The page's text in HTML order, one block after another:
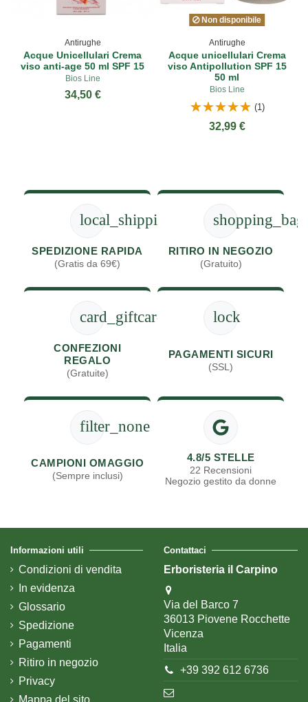
Antirughe
Acque Unicellulari Crema
viso anti-age 50 ml SPF 15
Bios Line
34,50 €
Non disponibile
Antirughe
Acque unicellulari Crema
viso Antipollution SPF 15
50 ml
Bios Line
(1)
32,99 €
local_shipping
SPEDIZIONE RAPIDA
(Gratis da 69€)
shopping_bag
RITIRO IN NEGOZIO
(Gratuito)
card_giftcard
CONFEZIONI
REGALO
(Gratuite)
lock
PAGAMENTI SICURI
(SSL)
filter_none
CAMPIONI OMAGGIO
(Sempre inclusi)
4.8/5 STELLE
22 Recensioni
Negozio gestito da donne
Informazioni utili
Condizioni di vendita
In evidenza
Glossario
Spedizione
Pagamenti
Ritiro in negozio
Privacy
Contattaci
Erboristeria il Carpino
Via del Barco 7
36013 Piovene Rocchette
Vicenza
Italia
+39 392 612 6736